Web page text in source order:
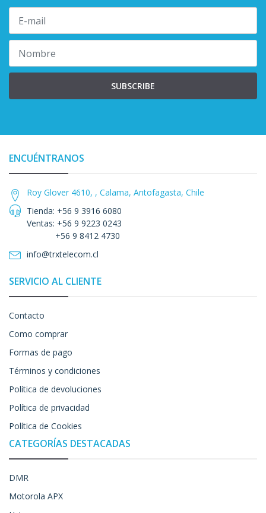
SUBSCRIBE
ENCUÉNTRANOS
Roy Glover 4610, , Calama, Antofagasta, Chile
Tienda: +56 9 3916 6080
Ventas: +56 9 9223 0243
+56 9 8412 4730
info@trxtelecom.cl
SERVICIO AL CLIENTE
Contacto
Como comprar
Formas de pago
Términos y condiciones
Política de devoluciones
Política de privacidad
Política de Cookies
CATEGORÍAS DESTACADAS
DMR
Motorola APX